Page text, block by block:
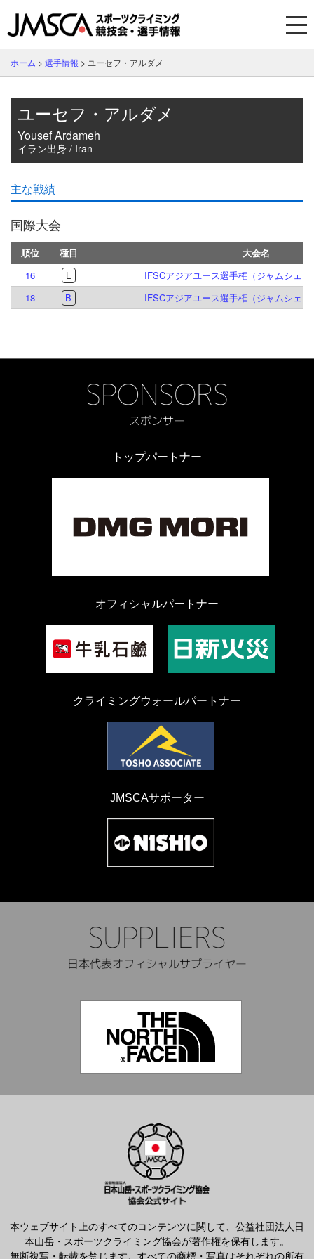
ホーム > 選手情報 > ユーセフ・アルダメ
ユーセフ・アルダメ
Yousef Ardameh
イラン出身 / Iran
主な戦績
国際大会
順位 種目
大会名
16
L
IFSCアジアユース選手権（ジャムシェ
18
B IFSCアジアユース選手権（ジャムシェ
トップパートナー
オフィシャルパートナー
クライミングウォールパートナー
JMSCAサポーター
本ウェブサイト上のすべてのコンテンツに関して、公益社団法人日
本山岳・スポーツクライミング協会が著作権を保有します。
無断複写・転載を禁じます。すべての商標・写真はそれぞれの所有